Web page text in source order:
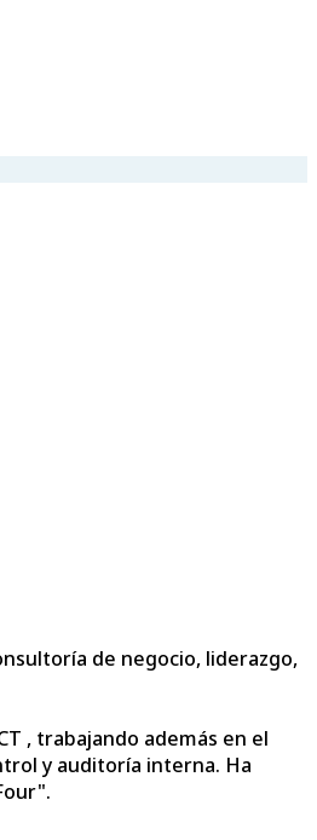
de negocio, liderazgo,
, trabajando además en el
y auditoría interna. Ha